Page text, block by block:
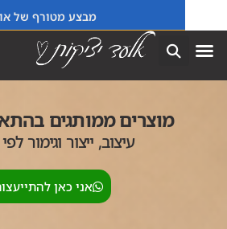
מבצע מטורף של
ייצור פריטים בהתאמה אישית
מוצרים ממותגים בהתאמה
עיצוב, ייצור וגימור לפי הזמנה
אני כאן להתייעצות!